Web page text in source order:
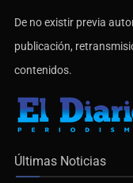
De no existir previa
publicación,
contenidos.
Últimas Noticias